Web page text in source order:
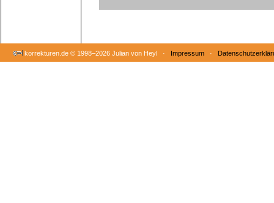
korrekturen.de © 1998–2026 Julian von Heyl · Impressum ·